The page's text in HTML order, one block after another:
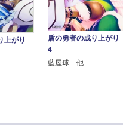
上がり
盾の勇者の成り上がり
4
藍屋球 他